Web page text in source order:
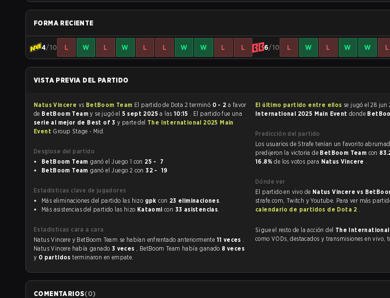
FORMA RECIENTE
4/10 L W L W L L W W L L 6/10 L W L W W L
VISTA PREVIA DEL PARTIDO
Natus Vincere vs BetBoom Team El partido de Dota 2 terminó 0 - 2
de BetBoom Teamy se jugó el 5 sept 2025a las 10:15 . El partido fue una
serie al mejor de Best of 3y parte del The International 2025 Main
Event Group Stage - Mid.
Desglose del partido
BetBoom Team
ganó el Juego 1 con
25 - 7
BetBoom Team
ganó el Juego 2 con 32 - 19
Estadísticas clave de jugadores
Más eliminaciones del partido las hizo gpk con 23 eliminaciones.
Más asistencias del partido las hizo Kataomi con 33 asistencias.
Estadísticas cara a cara
Natus Vincere y BetBoom Team se habían enfrentado anteriormente 11 veces .
Natus Vincere había ganado 3 veces , BetBoom Team había ganado 8 veces
y 0 partidosterminaron en empate.
El último partido entre ellos se jugó el 28
International 2025 Main Event donde
Predicción del partido
Los usuarios de Strafe tenían un favorito abrumador en este partido, y
predijeron la victoria de BetBoom Team con
16.8%de los votos para Natus Vincere .
Dónde ver
El partido en vivo de Natus Vincere vs
strafe.com, Twitch y Youtube. Para ver más
calendario de partidos de Dota 2 .
Sigue el resto de la acción del The International
como VODs, destacados y transmisiones en
COMENTARIOS(0)